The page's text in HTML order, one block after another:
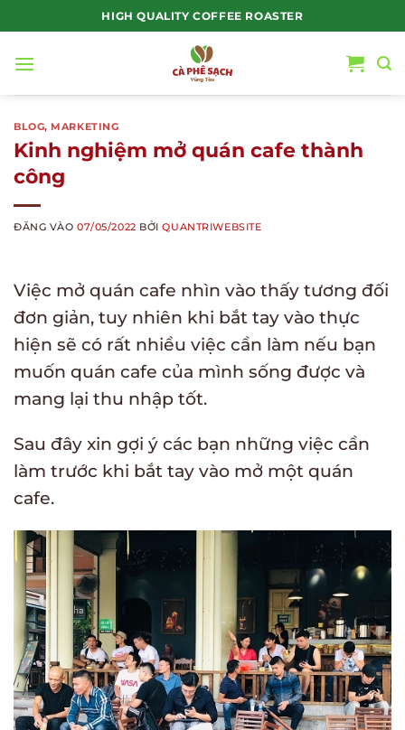
qua
nội
HIGH QUALITY COFFEE ROASTER
BLOG, MARKETING
Kinh nghiệm mở quán cafe thành
công
ĐĂNG VÀO07/05/2022 BỞIQUANTRIWEBSITE
Việc mở quán cafe nhìn vào thấy tương đối
đơn giản, tuy nhiên khi bắt tay vào thực
hiện sẽ có rất nhiều việc cần làm nếu bạn
muốn quán cafe của mình sống được và
mang lại thu nhập tốt.
Sau đây xin gợi ý các bạn những việc cần
làm trước khi bắt tay vào mở một quán
cafe.